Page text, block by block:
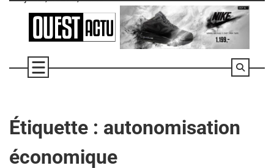
Étiquette : autonomisation
économique